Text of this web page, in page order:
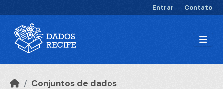
Entrar Contato
Conjuntos de dados